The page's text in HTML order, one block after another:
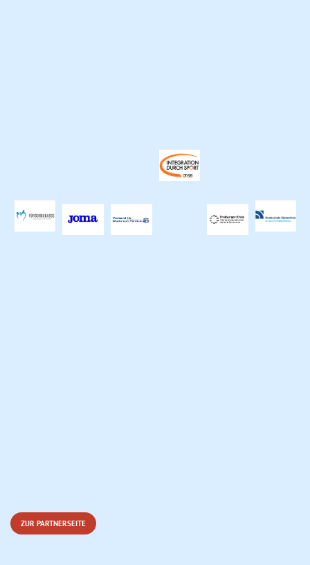
ZUR PARTNERSEITE